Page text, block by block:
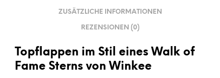
ZUSÄTZLICHE INFORMATIONEN
REZENSIONEN (0)
Topflappen im Stil eines Walk of
Fame Sterns von Winkee